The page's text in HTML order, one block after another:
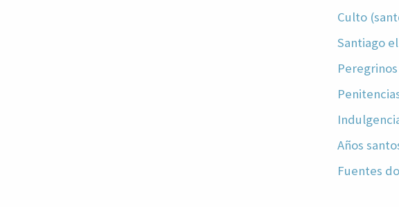
Culto
Santiago
Peregrinos
Años
Fuentes